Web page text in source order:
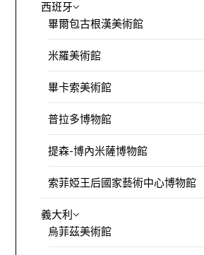
西班牙
畢爾包古根漢美術館
米羅美術館
畢卡索美術館
普拉多博物館
提森-博內米薩博物館
索菲婭王后國家藝術中心博物館
義大利
烏菲茲美術館